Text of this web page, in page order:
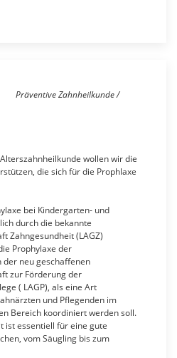
Präventive Zahnheilkunde /
wollen wir die
die sich für die Prophlaxe
bei Kindergarten- und
durch die bekannte
Zahngesundheit (LAGZ)
Prophylaxe der
der neu geschaffenen
zur Förderung der
( LAGP), als eine Art
und Pflegenden im
Bereich koordiniert werden soll.
ist essentiell für eine gute
vom Säugling bis zum